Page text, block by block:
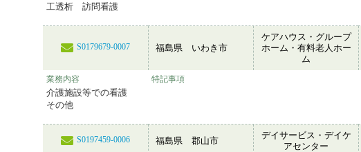
工透析 訪問看護
S0179679-0007 福島県 いわき市
ケアハウス・グループ
ホーム・有料老人ホー
ム
業務内容
介護施設等での看護
その他
特記事項
S0197459-0006 福島県 郡山市
デイサービス・デイケ
アセンター